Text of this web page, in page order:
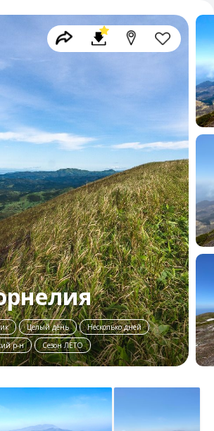
Целый день
Несколько дней
р-н Сезон ЛЕТО